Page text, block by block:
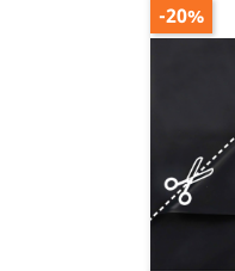
-20%